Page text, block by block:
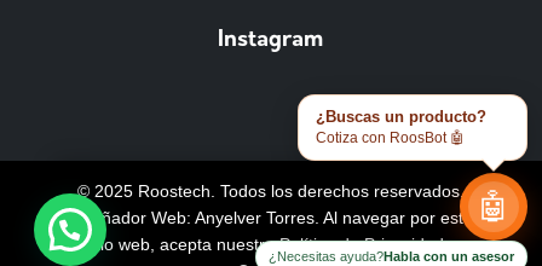
Instagram
© 2025 Roostech. Todos los derechos reservados.
Diseñador Web: Anyelver Torres . Al navegar por este
sitio web, acepta nuestraPolítica de Privacidad y
¿Buscas un producto?
Cotiza con RoosBot 🤖
🤖
¿Necesitas ayuda?Habla con un asesor